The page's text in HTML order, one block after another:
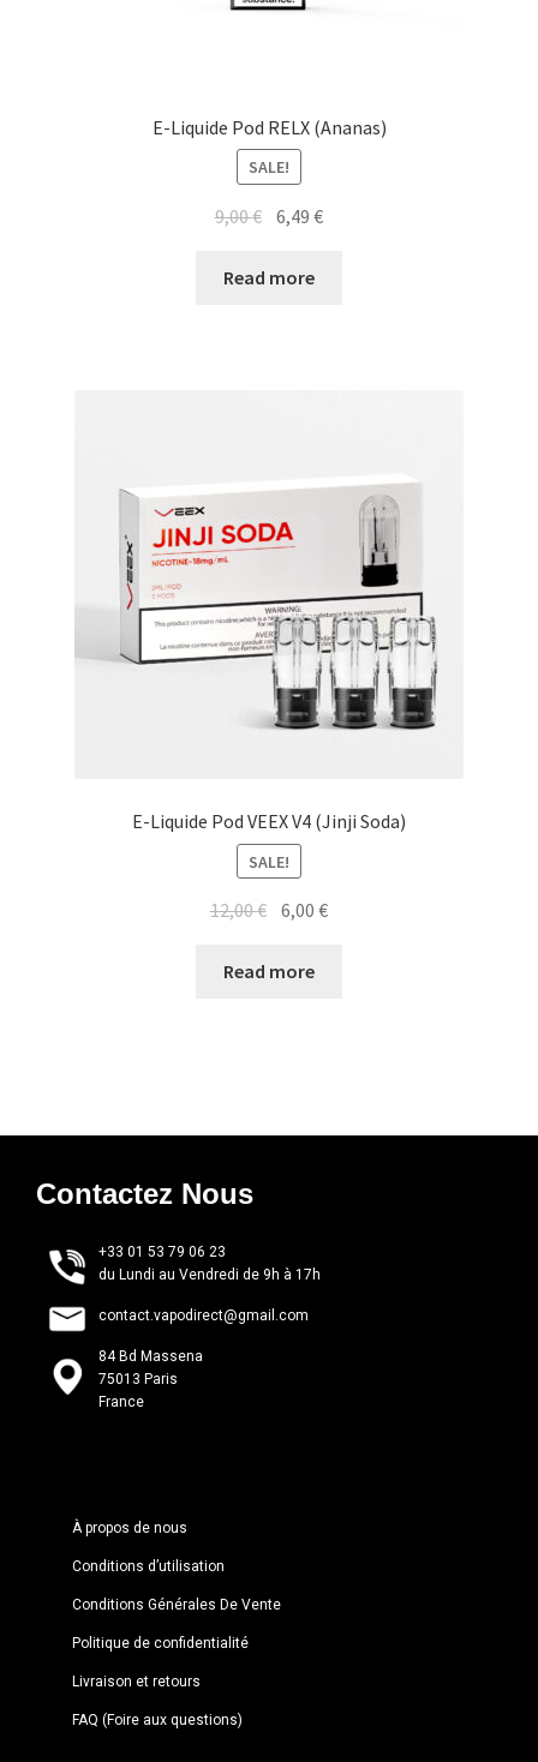
E-Liquide Pod RELX (Ananas)
SALE!
9,00€ 6,49€
Read more
E-Liquide Pod VEEX V4 (Jinji Soda)
SALE!
12,00€ 6,00€
Read more
Contactez Nous
+33 01 53 79 06 23
du Lundi au Vendredi de 9h à 17h
contact.vapodirect@gmail.com
84 Bd Massena
75013 Paris
France
À propos de nous
Conditions d’utilisation
Conditions Générales De Vente
Politique de confidentialité
Livraison et retours
FAQ (Foire aux questions)